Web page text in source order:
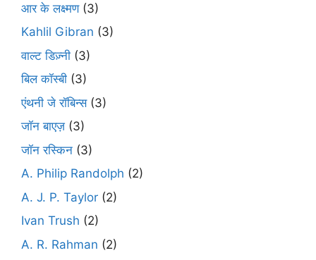
आर के लक्ष्मण(3)
Kahlil Gibran (3)
वाल्ट डिज़्नी (3)
बिल कॉस्बी (3)
एंथनी जे रॉबिन्स(3)
जॉन बाएज़ (3)
जॉन रस्किन (3)
A. Philip Randolph (2)
A. J. P. Taylor (2)
Ivan Trush (2)
A. R. Rahman (2)